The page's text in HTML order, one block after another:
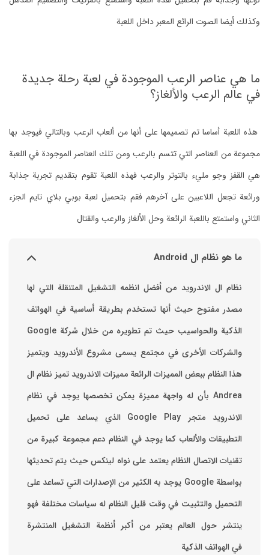
وكذلك أيضا الصوت الرائع المعبر داخل اللعبة
ما هي عناصر الرعب الموجودة في لعبة رحلة جديدة
في عالم الرعب والألغاز؟
هذه اللعبة أساسا تم تصميمها على أنها من ألعاب الرعب وبالتالي فيوجد بها
مجموعة من العناصر التي تتسم بالرعب ومن تلك العناصر الموجودة في اللعبة
هي القفز وجو مليء بالتوتر والرعب فهذه اللعبة تقوم بتقديم تجربة جذابة
ورائعة تجعل اللاعبين على آخرهم فقم بتحميل لعبة بوبي بلاي تايم الجزء
الثاني واستمتع باللعبة الرائعة وحل الألغاز والرعب والقتال
ما هو نظام ال Android
نظام ال الاندرويد من أفضل انظمه التشغيل المتنقلة التي لها
مصدر مفتوح حيث أنها تستخدم بطريقة أساسية في الهواتف
والشركات الأخرى في مجتمع يسمى مشروع الأندرويد ويتميز
هذا النظام ببعض المميزات الرائعة ‏مميزات الاندرويد ‏تميز نظام ال
Andrea بأن له واجهة مميزة يمكن تخصصها ‏يوجد في نظام
الاندرويد متجر Google Play الذي يساعد على تحميل
التطبيقات والألعاب ‏كما يوجد في النظام دعم مجموعة كبيرة من
تقنيات الاتصال ‏النظام يعتمد على نواه لينكس حيث يتم تحديثها
بواسطة ‫Google‬ ‏يوجد به الكثير من الإصدارات التي تساعد على
التحميل والتثبيت في وقت قليل ‏النظام له سياسات مختلفة فهو
ينتشر حول العالم يعتبر من أكبر أنظمة التشغيل المنتشرة
في الهواتف الذكية